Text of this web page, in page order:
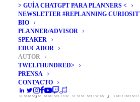
> GUÍA CHATGPT PARA PLANNERS <
NEWSLETTER #REPLANNING
BIO
PLANNER/ADVISOR
SPEAKER
EDUCADOR
AUTOR
TWELFHUNDRED>
PRENSA
CONTACTO
enciclopedia o con un portátil en un
en 1990, comencé a escribir relatos
cómics, después la revista del
scout, más tarde reflexiones en
foto-poesía, relatos, ensayos…
He escrito en prensa como
trabajé durante tres años; y